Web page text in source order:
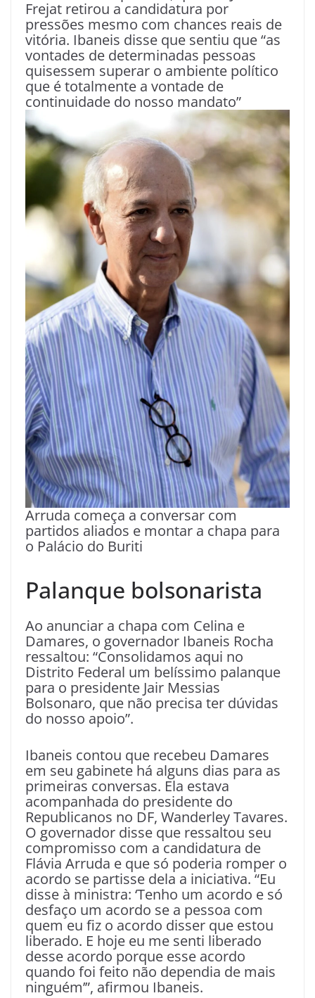
Frejat retirou a candidatura por
pressões mesmo com chances reais de
vitória. Ibaneis disse que sentiu que “as
vontades de determinadas pessoas
quisessem superar o ambiente político
que é totalmente a vontade de
continuidade do nosso mandato”
Arruda começa a conversar com
partidos aliados e montar a chapa para
o Palácio do Buriti
Palanque bolsonarista
Ao anunciar a chapa com Celina e
Damares, o governador Ibaneis Rocha
ressaltou: “Consolidamos aqui no
Distrito Federal um belíssimo palanque
para o presidente Jair Messias
Bolsonaro, que não precisa ter dúvidas
do nosso apoio”.
Ibaneis contou que recebeu Damares
em seu gabinete há alguns dias para as
primeiras conversas. Ela estava
acompanhada do presidente do
Republicanos no DF, Wanderley Tavares.
O governador disse que ressaltou seu
compromisso com a candidatura de
Flávia Arruda e que só poderia romper o
acordo se partisse dela a iniciativa. “Eu
disse à ministra: ‘Tenho um acordo e só
desfaço um acordo se a pessoa com
quem eu fiz o acordo disser que estou
liberado. E hoje eu me senti liberado
desse acordo porque esse acordo
quando foi feito não dependia de mais
ninguém’”, afirmou Ibaneis.